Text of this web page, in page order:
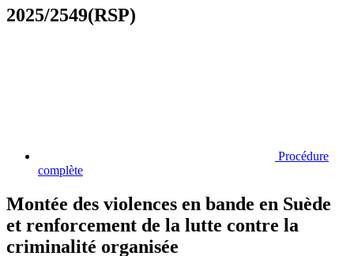
2025/2549(RSP)
Procédure
complète
Montée des violences en bande en Suède
et renforcement de la lutte contre la
criminalité organisée